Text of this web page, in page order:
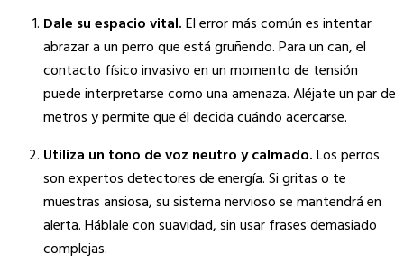
Dale su espacio vital.El error más común es intentar
abrazar a un perro que está gruñendo. Para un can, el
contacto físico invasivo en un momento de tensión
puede interpretarse como una amenaza. Aléjate un par de
metros y permite que él decida cuándo acercarse.
Utiliza un tono de voz neutro y calmado.Los perros
son expertos detectores de energía. Si gritas o te
muestras ansiosa, su sistema nervioso se mantendrá en
alerta. Háblale con suavidad, sin usar frases demasiado
complejas.